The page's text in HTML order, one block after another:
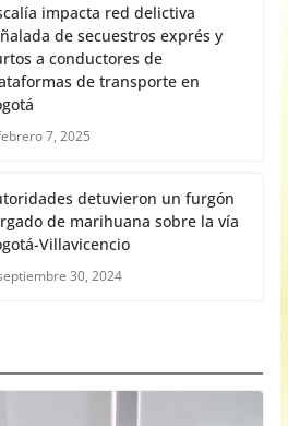
impacta red delictiva
de secuestros exprés y
a conductores de
de transporte en
7, 2025
detuvieron un furgón
de marihuana sobre la vía
Villavicencio
30, 2024